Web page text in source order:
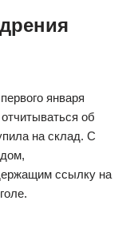
января
об
на склад. С
ссылку на